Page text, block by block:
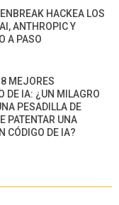
HACKEA LOS
ANTHROPIC Y
A PASO
MEJORES
DE IA: ¿UN MILAGRO
PESADILLA DE
PATENTAR UNA
CÓDIGO DE IA?